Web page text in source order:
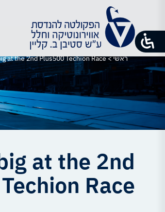
ראשי>
at the 2nd Plus500 Techion Race
at the 2nd
Race